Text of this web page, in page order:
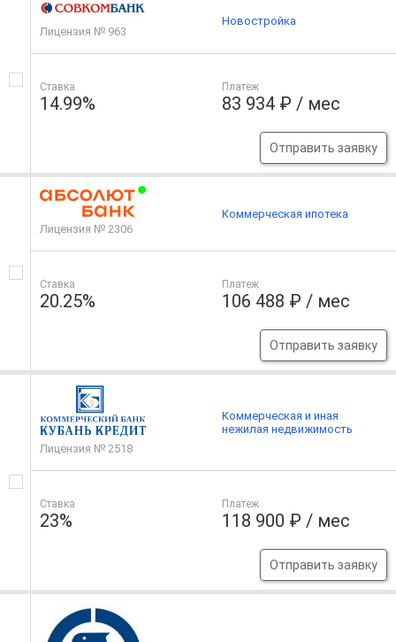
Лицензия № 963
Ставка
14.99%
Платеж
83 934 ₽ / мес
Отправить заявку
Новостройка
Лицензия № 2306
Ставка
20.25%
Платеж
106 488 ₽ / мес
Отправить заявку
Коммерческая ипотека
Лицензия № 2518
Ставка
23%
Платеж
118 900 ₽ / мес
Отправить заявку
Коммерческая и иная
нежилая недвижимость